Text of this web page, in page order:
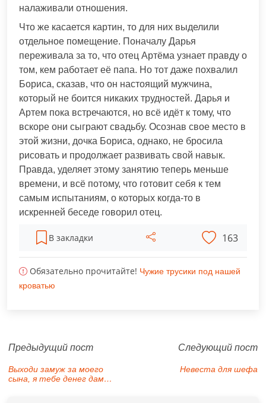
налаживали отношения.
Что же касается картин, то для них выделили
отдельное помещение. Поначалу Дарья
переживала за то, что отец Артёма узнает правду о
том, кем работает её папа. Но тот даже похвалил
Бориса, сказав, что он настоящий мужчина,
который не боится никаких трудностей. Дарья и
Артем пока встречаются, но всё идёт к тому, что
вскоре они сыграют свадьбу. Осознав свое место в
этой жизни, дочка Бориса, однако, не бросила
рисовать и продолжает развивать свой навык.
Правда, уделяет этому занятию теперь меньше
времени, и всё потому, что готовит себя к тем
самым испытаниям, о которых когда-то в
искренней беседе говорил отец.
В закладки 163
Обязательно прочитайте! Чужие трусики под нашей
кроватью
Предыдущий пост
Выходи замуж за моего
сына, я тебе денег дам…
Следующий пост
Невеста для шефа